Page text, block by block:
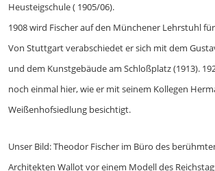
Heusteigschule ( 1905/06).
1908 wird Fischer auf den Münchener Lehrstuhl
Von Stuttgart verabschiedet er sich mit dem
und dem Kunstgebäude am Schloßplatz (1913).
noch einmal hier, wie er mit seinem Kollegen
Weißenhofsiedlung besichtigt.
Unser Bild: Theodor Fischer im Büro des
Architekten Wallot vor einem Modell des